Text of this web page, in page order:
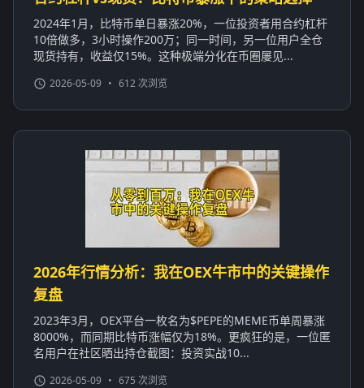
2024年1月，比特币单日暴涨20%，一位投资者用合约杠杆
10倍做多，3小时操作200万；同一时间，另一位用户全仓
现货持有，收益仅15%。这种极端分化在币圈屡见...
2026-05-09 • 612 次浏览
2026年行情分析：我在OEX牛市中的关键操作
复盘
2023年3月，OEX平台一枚名为$PEPE的MEME币单周暴涨
8000%，而同期比特币涨幅仅为18%。更疯狂的是，一位匿
名用户在社区晒出持仓截图：投资实战10...
2026-05-09 • 675 次浏览